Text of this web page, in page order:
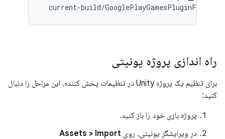
current-build/GooglePlayGamesPluginForUnity
راه اندازی پروژه یونیتی
برای تنظیم یک پروژه Unity در تنظیمات پخش کننده، این مراحل را دنبال
کنید:
پروژه بازی خود را باز کنید.
در ویرایشگر یونیتی، روی Assets > Import